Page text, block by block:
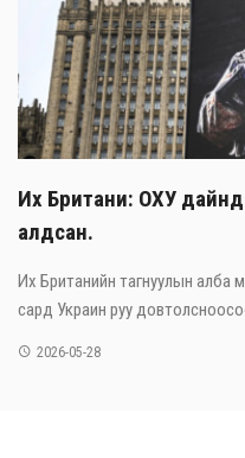
Их Британи: ОХУ
алдсан.
Их Британийн тагнуулын алба
сард Украин руу
2026-05-28